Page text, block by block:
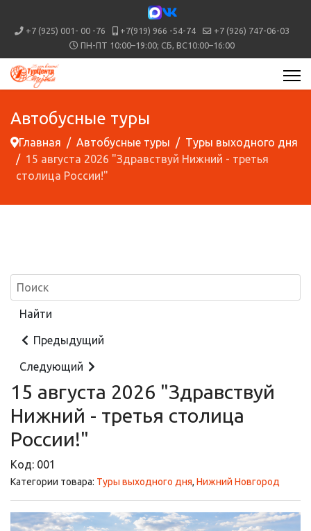
+7 (925) 001- 00 -76 +7(919) 966 -54-74
+7 (926) 747-06-03
ПН-ПТ 10:00–19:00; СБ, ВС10:00–16:00
Автобусные туры
Главная Автобусные туры
Туры выходного дня
15 августа 2026 "Здравствуй Нижний - третья
столица России!"
Предыдущий
Следующий
15 августа 2026 "Здравствуй
Нижний - третья столица
России!"
Код: 001
Категории товара: Туры выходного дня, Нижний Новгород